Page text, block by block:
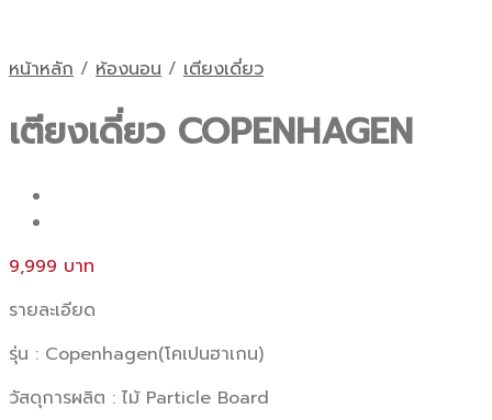
หน้าหลัก / ห้องนอน / เตียงเดี่ยว
เตียงเดี่ยว COPENHAGEN
9,999
รายละเอียด
รุ่น : Copenhagen(โคเปนฮาเกน)
วัสดุการผลิต : ไม้ Particle Board